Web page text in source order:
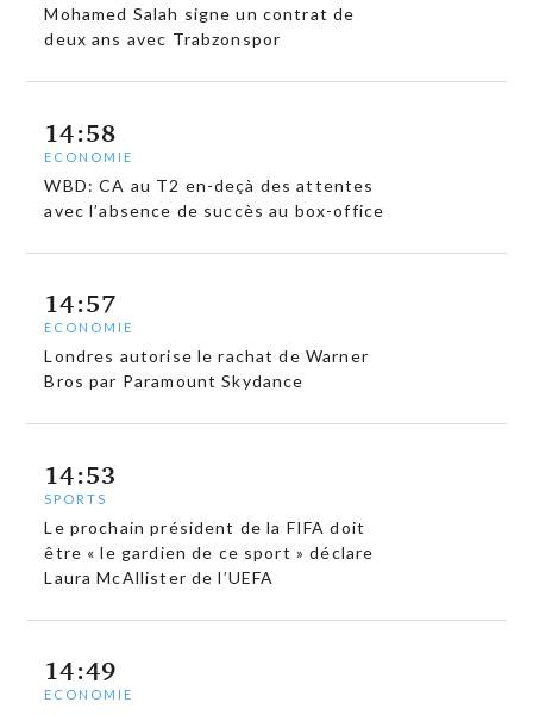
Mohamed Salah signe un contrat de
deux ans avec Trabzonspor
14:58
ECONOMIE
WBD: CA au T2 en-deçà des attentes
avec l’absence de succès au box-office
14:57
ECONOMIE
Londres autorise le rachat de Warner
Bros par Paramount Skydance
14:53
SPORTS
Le prochain président de la FIFA doit
être « le gardien de ce sport » déclare
Laura McAllister de l’UEFA
14:49
ECONOMIE